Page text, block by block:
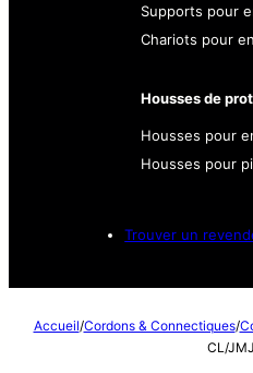
Supports pour
Chariots pour
Housses de
Housses pour
Housses pour
Trouver un
Accueil/Cordons & Connectiques/
CL/